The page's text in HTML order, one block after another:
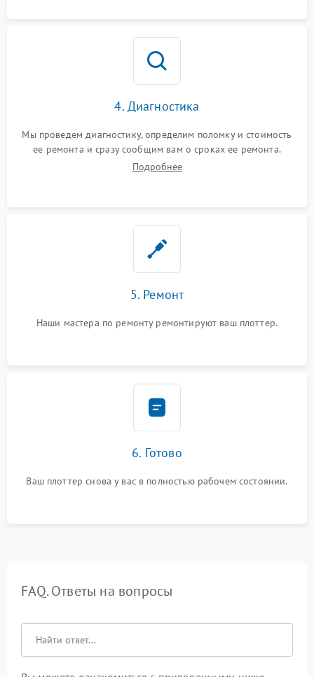
4. Диагностика
Мы проведем диагностику, определим поломку и стоимость
ее ремонта и сразу сообщим вам о сроках ее ремонта.
Подробнее
5. Ремонт
Наши мастера по ремонту ремонтируют ваш плоттер.
6. Готово
Ваш плоттер снова у вас в полностью рабочем состоянии.
FAQ. Ответы на вопросы